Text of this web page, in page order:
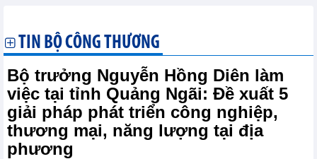
TIN BỘ CÔNG THƯƠNG
Bộ trưởng Nguyễn Hồng Diên làm
việc tại tỉnh Quảng Ngãi: Đề xuất 5
giải pháp phát triển công nghiệp,
thương mại, năng lượng tại địa
phương